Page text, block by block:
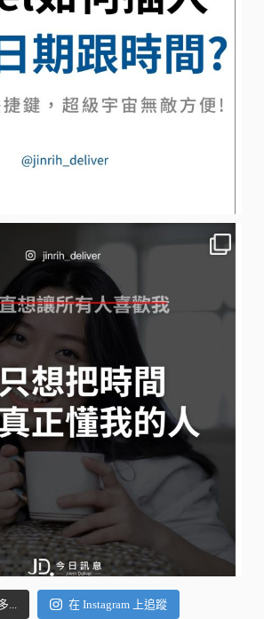
... 在 Instagram 上追蹤